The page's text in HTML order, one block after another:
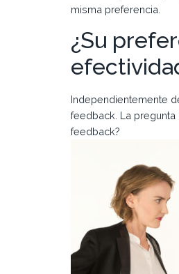
misma preferencia.
¿Su
Independientemente
feedback. La
feedback?